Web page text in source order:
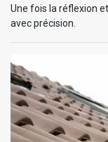
Une fois la réflexion
avec précision.